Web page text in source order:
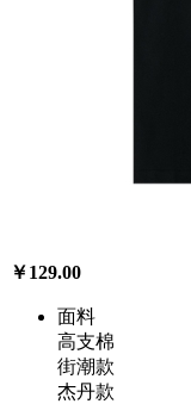
￥129.00
面料
高支棉
街潮款
杰丹款